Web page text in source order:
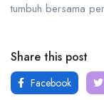
tumbuh bersama
Share this post
Facebook